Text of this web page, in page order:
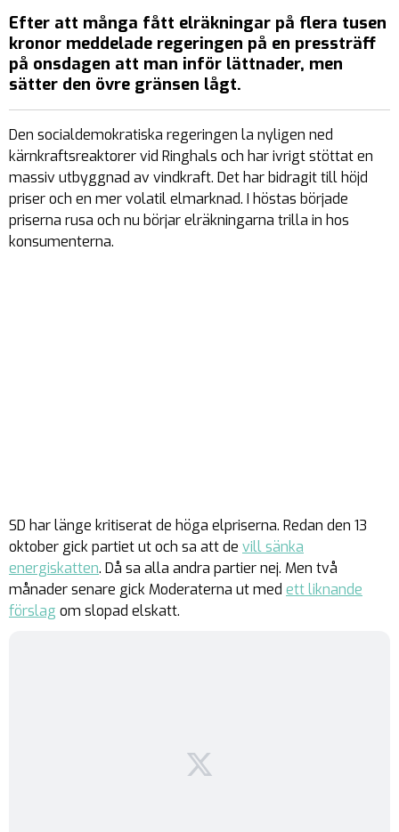
Efter att många fått elräkningar på flera tusen
kronor meddelade regeringen på en pressträff
på onsdagen att man inför lättnader, men
sätter den övre gränsen lågt.
Den socialdemokratiska regeringen la nyligen ned
kärnkraftsreaktorer vid Ringhals och har ivrigt stöttat en
massiv utbyggnad av vindkraft. Det har bidragit till höjd
priser och en mer volatil elmarknad. I höstas började
priserna rusa och nu börjar elräkningarna trilla in hos
konsumenterna.
SD har länge kritiserat de höga elpriserna. Redan den 13
oktober gick partiet ut och sa att de vill sänka
energiskatten. Då sa alla andra partier nej. Men två
månader senare gick Moderaterna ut med ett liknande
förslag om slopad elskatt.